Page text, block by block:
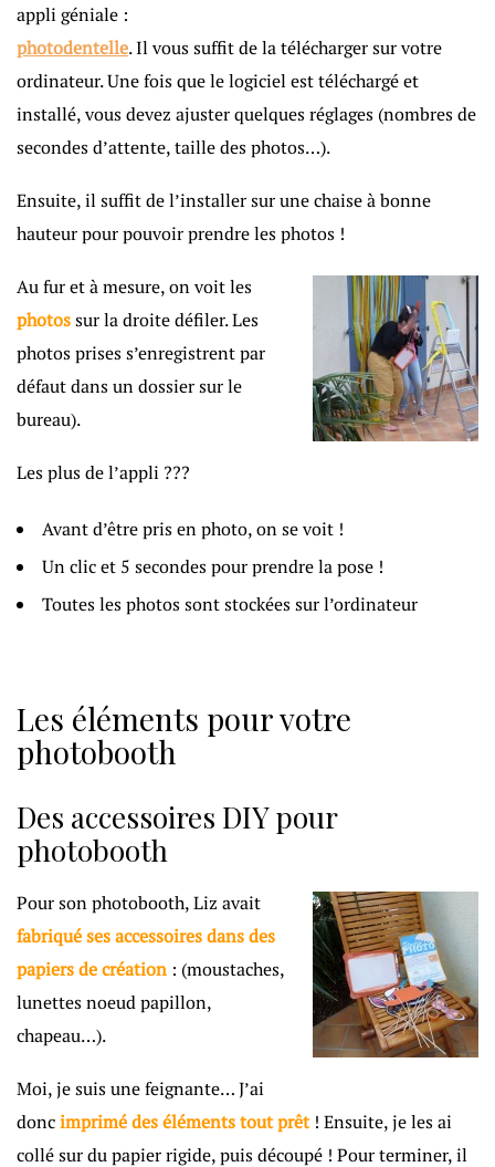
appli géniale :
photodentelle. Il vous suffit de la télécharger sur votre
ordinateur. Une fois que le logiciel est téléchargé et
installé, vous devez ajuster quelques réglages (nombres de
secondes d’attente, taille des photos…).
Ensuite, il suffit de l’installer sur une chaise à bonne
hauteur pour pouvoir prendre les photos !
Au fur et à mesure, on voit les
photossur la droite défiler. Les
photos prises s’enregistrent par
défaut dans un dossier sur le
bureau).
Les plus de l’appli ???
Avant d’être pris en photo, on se voit !
Un clic et 5 secondes pour prendre la pose !
Toutes les photos sont stockées sur l’ordinateur
Les éléments pour votre
photobooth
Des accessoires DIY pour
photobooth
Pour son photobooth, Liz avait
fabriqué ses accessoires dans des
papiers de création : (moustaches,
lunettes noeud papillon,
chapeau…).
Moi, je suis une feignante… J’ai
doncimprimé des éléments tout prêt! Ensuite, je les ai
collé sur du papier rigide, puis découpé ! Pour terminer, il